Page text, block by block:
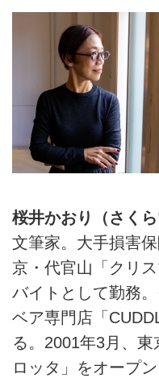
桜井かおり（さくら
文筆家。大手損害
京・代官山「クリ
バイトとして勤務
ベア専門店「
る。2001年3月、
ロッタ」をオープ